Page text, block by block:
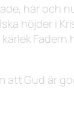
här och
höjder i
kärlek
att Gud är